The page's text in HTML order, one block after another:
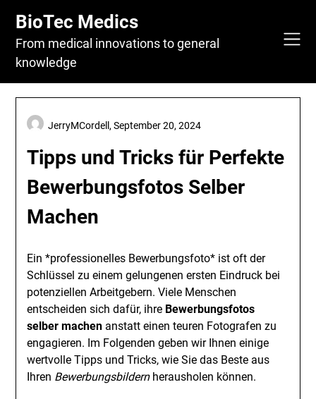
content
BioTec Medics
From medical innovations to general
knowledge
Tipps und Tricks für Perfekte
Bewerbungsfotos Selber
Machen
JerryMCordell,September 20, 2024
Ein *professionelles Bewerbungsfoto* ist oft der
Schlüssel zu einem gelungenen ersten Eindruck bei
potenziellen Arbeitgebern. Viele Menschen
entscheiden sich dafür, ihre Bewerbungsfotos
selber machen anstatt einen teuren Fotografen zu
engagieren. Im Folgenden geben wir Ihnen einige
wertvolle Tipps und Tricks, wie Sie das Beste aus
Ihren Bewerbungsbildernherausholen können.